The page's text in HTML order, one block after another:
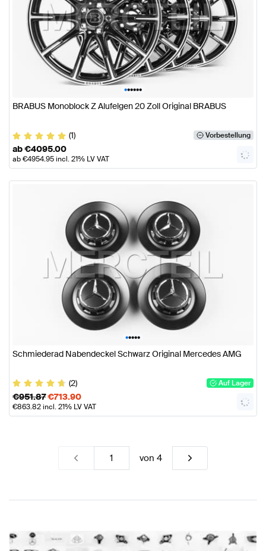
••••••
BRABUS Monoblock Z Alufelgen 20 Zoll Original BRABUS
(1) Vorbestellung
ab€4095.00
ab€4954.95incl. 21% LV VAT
•••••
Schmiederad Nabendeckel Schwarz Original Mercedes AMG
(2) Auf Lager
€951.87€713.90
€863.82incl. 21% LV VAT
von 4